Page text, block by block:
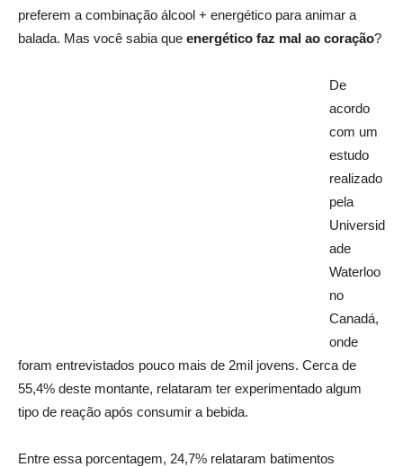
preferem a combinação álcool + energético para animar a
balada. Mas você sabia que energético faz mal ao coração?
De
acordo
com um
estudo
realizado
pela
Universid
ade
Waterloo
no
Canadá,
onde
foram entrevistados pouco mais de 2mil jovens. Cerca de
55,4% deste montante, relataram ter experimentado algum
tipo de reação após consumir a bebida.
Entre essa porcentagem, 24,7% relataram batimentos